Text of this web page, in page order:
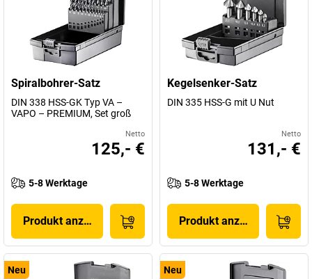
Spiralbohrer-Satz
DIN 338 HSS-GK Typ VA –
VAPO – PREMIUM, Set groß
Netto
125,- €
5-8 Werktage
Produkt anzeigen
Kegelsenker-Satz
DIN 335 HSS-G mit U Nut
Netto
131,- €
5-8 Werktage
Produkt anzeigen
Neu Neu